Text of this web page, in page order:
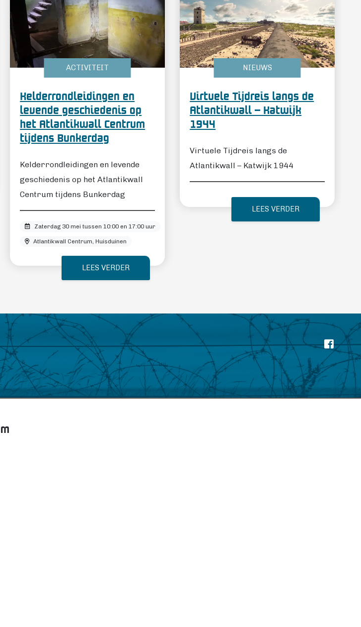
ACTIVITEIT
Kelderrondleidingen en
levende geschiedenis op
het Atlantikwall Centrum
tijdens Bunkerdag
Kelderrondleidingen en levende
geschiedenis op het Atlantikwall
Centrum tijdens Bunkerdag
Zaterdag 30 mei tussen 10:00 en 17:00 uur
Atlantikwall Centrum, Huisduinen
LEES VERDER
NIEUWS
Virtuele Tijdreis langs de
Atlantikwall – Katwijk
1944
Virtuele Tijdreis langs de
Atlantikwall – Katwijk 1944
LEES VERDER